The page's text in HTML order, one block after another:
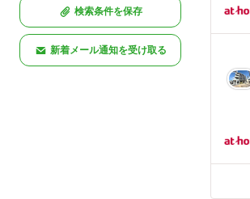
検索条件を保存
新着メール通知を受け取る